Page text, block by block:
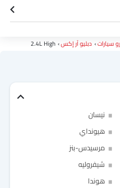
سيارات دبليو آر إكس 2.4L High
نيسان
هيونداي
مرسيدس-بنز
شيفروليه
هوندا
Link Your